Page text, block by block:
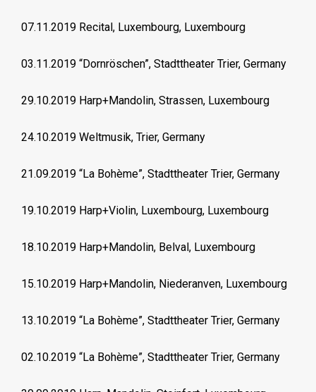
07.11.2019 Recital, Luxembourg, Luxembourg
03.11.2019 “Dornröschen”, Stadttheater Trier, Germany
29.10.2019 Harp+Mandolin, Strassen, Luxembourg
24.10.2019 Weltmusik, Trier, Germany
21.09.2019 “La Bohème”, Stadttheater Trier, Germany
19.10.2019 Harp+Violin, Luxembourg, Luxembourg
18.10.2019 Harp+Mandolin, Belval, Luxembourg
15.10.2019 Harp+Mandolin, Niederanven, Luxembourg
13.10.2019 “La Bohème”, Stadttheater Trier, Germany
02.10.2019 “La Bohème”, Stadttheater Trier, Germany